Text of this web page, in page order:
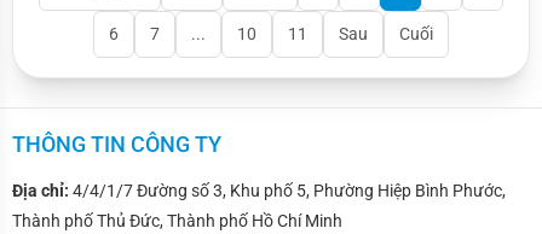
6 7 ... 10 11 Sau Cuối
THÔNG TIN CÔNG TY
Địa chỉ: 4/4/1/7 Đường số 3, Khu phố 5, Phường Hiệp Bình Phước,
Thành phố Thủ Đức, Thành phố Hồ Chí Minh